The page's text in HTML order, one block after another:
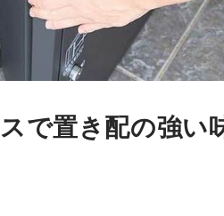
で置き配の強い